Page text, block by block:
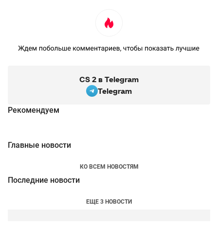
CS 2 в Telegram
Telegram
Рекомендуем
Главные новости
КО ВСЕМ НОВОСТЯМ
Последние новости
ЕЩЕ 3 НОВОСТИ